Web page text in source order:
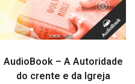
COMPRAR
AudioBook – A Autoridade
do crente e da Igreja